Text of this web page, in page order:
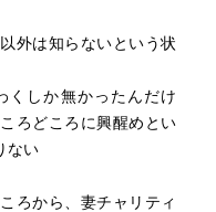
外は知らないという状
くしか無かったんだけ
ろどころに興醒めとい
ない
ろから、妻チャリティ